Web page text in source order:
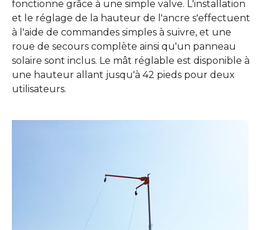
fonctionne grâce à une simple valve. L'installation
et le réglage de la hauteur de l'ancre s'effectuent
à l'aide de commandes simples à suivre, et une
roue de secours complète ainsi qu'un panneau
solaire sont inclus. Le mât réglable est disponible à
une hauteur allant jusqu'à 42 pieds pour deux
utilisateurs.